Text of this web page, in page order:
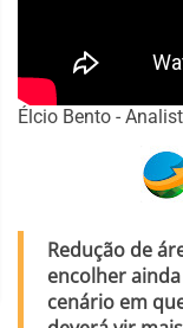
Élcio Bento -
Redução de
encolher
cenário em